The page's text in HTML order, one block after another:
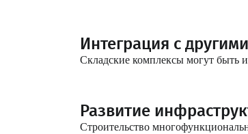
Интеграция с
Складские комплексы могут быть
Развитие
Строительство